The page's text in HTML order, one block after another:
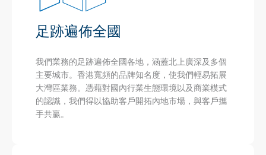
足跡遍佈全國
我們業務的足跡遍佈全國各地，涵蓋北上廣深及多個
主要城市。香港寬頻的品牌知名度，使我們輕易拓展
大灣區業務。憑藉對國內行業生態環境以及商業模式
的認識，我們得以協助客戶開拓內地市場，與客戶攜
手共贏。